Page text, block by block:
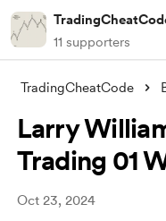
11 supporters
TradingCheatCode
Larry
Trading 01
Oct 23, 2024